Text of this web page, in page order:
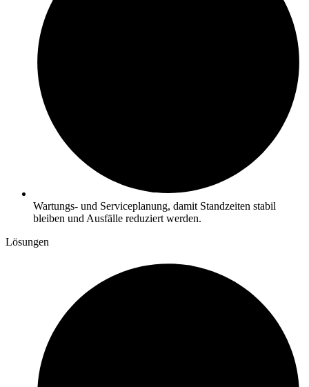
Wartungs- und Serviceplanung, damit Standzeiten stabil
bleiben und Ausfälle reduziert werden.
Lösungen